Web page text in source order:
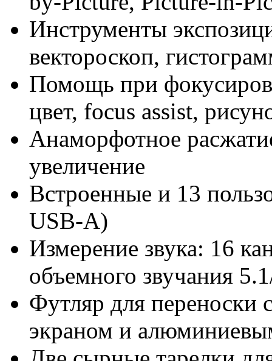
Инструменты
вектороскоп,
Помощь при
цвет, focus assist,
Анаморфотное
увеличение
Встроенные и 13
USB-A)
Измерение звука: 16
объемного звучания
Футляр для
экраном и